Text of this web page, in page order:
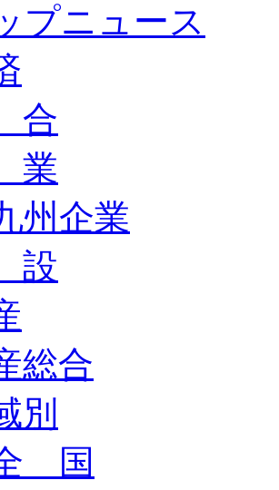
プニュース
合
業
州企業
設
総合
別
国